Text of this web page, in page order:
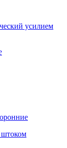
усилием